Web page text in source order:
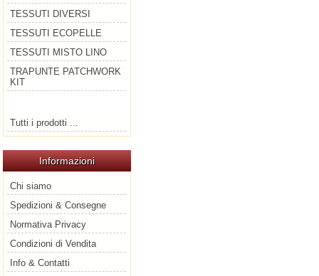
TESSUTI DIVERSI
TESSUTI ECOPELLE
TESSUTI MISTO LINO
TRAPUNTE PATCHWORK
KIT
Tutti i prodotti ...
Informazioni
Chi siamo
Spedizioni & Consegne
Normativa Privacy
Condizioni di Vendita
Info & Contatti